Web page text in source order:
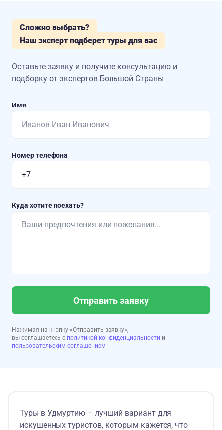
Сложно выбрать?
Наш эксперт подберет туры для вас
Оставьте заявку и получите консультацию и
подборку от экспертов Большой Страны
Имя
Номер телефона
Куда хотите поехать?
Отправить заявку
Нажимая на кнопку «Отправить заявку»,
вы соглашаетесь с политикой конфиденциальности и
пользовательским соглашением
Туры в Удмуртию – лучший вариант для
искушенных туристов, которым кажется, что